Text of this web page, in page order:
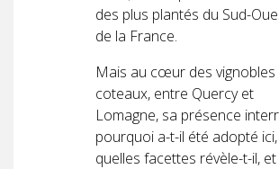
des plus plantés du Sud-
de la France.
Mais au cœur des vignobles
coteaux, entre Quercy et
Lomagne, sa présence
pourquoi a-t-il été adopté ici,
quelles facettes révèle-t-il, et